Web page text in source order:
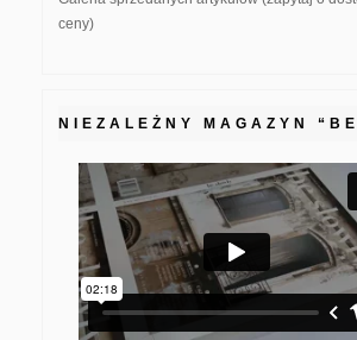
ceny)
NIEZALEŻNY MAGAZYN